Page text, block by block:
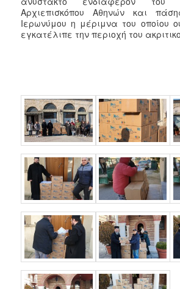
Αρχιεπισκόπου Αθηνών και
Ιερωνύμου η μέριμνα του οποίου
εγκατέλιπε την περιοχή του